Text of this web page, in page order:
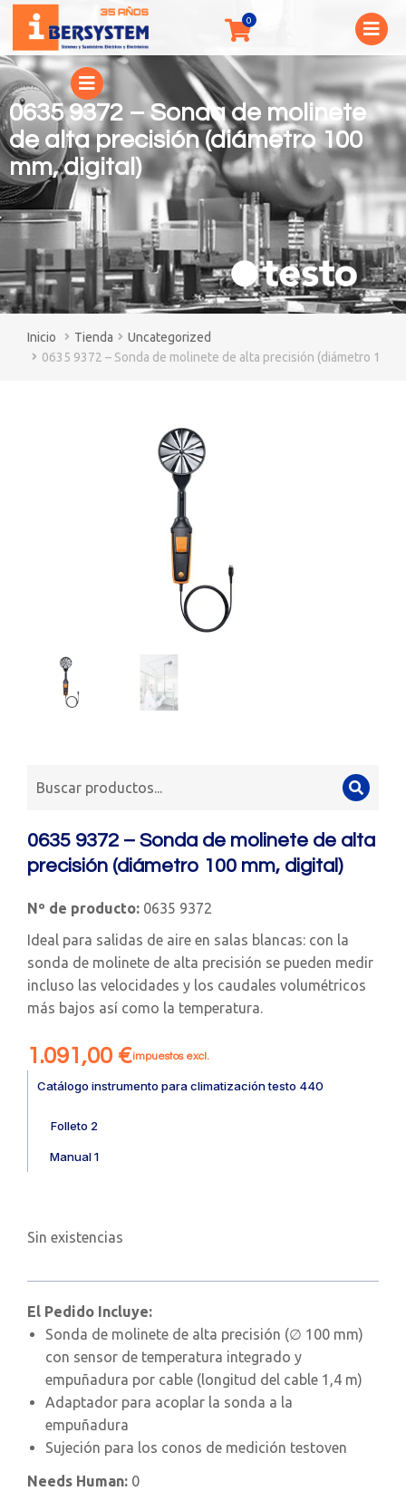
0635 9372 – Sonda de molinete
de alta precisión (diámetro 100
mm, digital)
You are here:
Tienda
Uncategorized
0635 9372 – Sonda de molinete de alta precisión (diámetro 100
0635 9372 – Sonda de molinete de alta
precisión (diámetro 100 mm, digital)
Nº de producto: 0635 9372
Ideal para salidas de aire en salas blancas: con la
sonda de molinete de alta precisión se pueden medir
incluso las velocidades y los caudales volumétricos
más bajos así como la temperatura.
1.091,00 €impuestos excl.
Catálogo instrumento para climatización testo 440
Folleto 2
Manual 1
Sin existencias
El Pedido Incluye:
Sonda de molinete de alta precisión (∅ 100 mm)
con sensor de temperatura integrado y
empuñadura por cable (longitud del cable 1,4 m)
Adaptador para acoplar la sonda a la
empuñadura
Sujeción para los conos de medición testoven
Needs Human: 0